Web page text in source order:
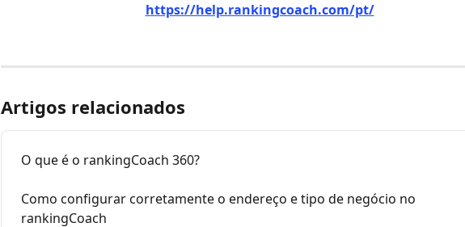
https://help.rankingcoach.com/pt/
Artigos relacionados
O que é o rankingCoach 360?
Como configurar corretamente o endereço e tipo de negócio no
rankingCoach